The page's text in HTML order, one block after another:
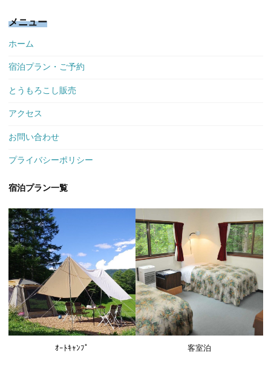
メニュー
ホーム
宿泊プラン・ご予約
とうもろこし販売
アクセス
お問い合わせ
プライバシーポリシー
宿泊プラン一覧
ｵｰﾄｷｬﾝﾌﾟ 客室泊